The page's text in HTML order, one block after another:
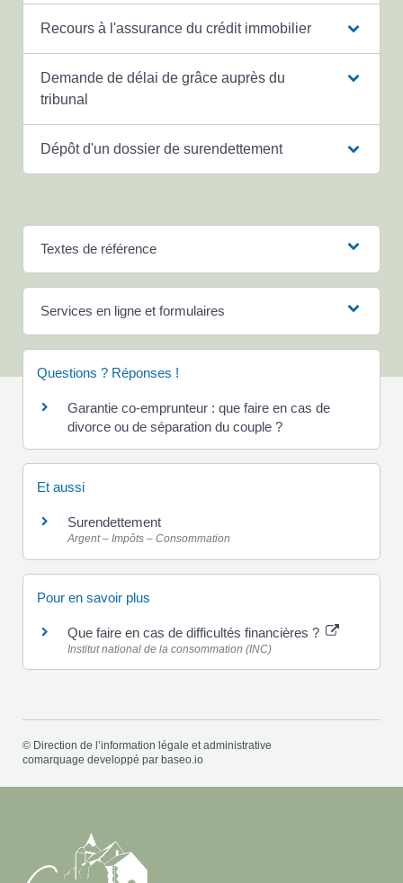
Recours à l'assurance du crédit immobilier
Demande de délai de grâce auprès du
tribunal
Dépôt d'un dossier de surendettement
Textes de référence
Services en ligne et formulaires
Questions ? Réponses !
Garantie co-emprunteur : que faire en cas de
divorce ou de séparation du couple ?
Et aussi
Surendettement
Argent – Impôts – Consommation
Pour en savoir plus
Que faire en cas de difficultés financières ?
Institut national de la consommation (INC)
© Direction de l’information légale et administrative
comarquage developpé par baseo.io